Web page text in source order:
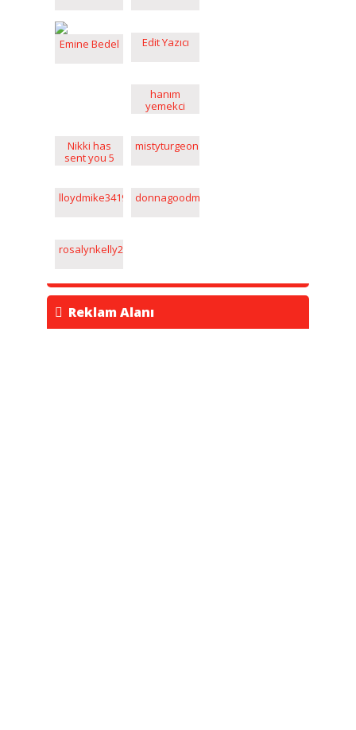
Emine Bedel Edit Yazıcı
hanım
yemekci
Nikki has
sent you 5
mistyturgeon1
lloydmike341987donnagoodman1
rosalynkelly2
Reklam Alanı